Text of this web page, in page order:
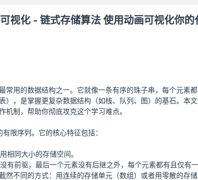
视化 - 链式存储算法 使用动画可视化你的
常用的数据结构之一。它就像一条有序的珠子串，每个元素
，是掌握更复杂数据结构（如栈、队列、图）的基石。本
制，帮助你彻底攻克这个学习难点。
限序列。它的核心特征包括：
相同大小的存储空间。
有前驱，最后一个元素没有后继之外，每个元素都有且仅有
不同的方式：用连续的存储单元（数组）或者用零散的存